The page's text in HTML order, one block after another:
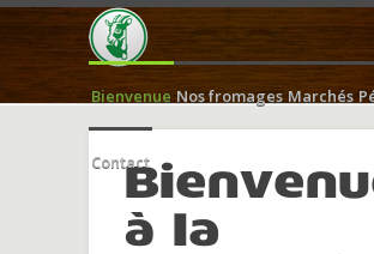
Bienvenue Nos fromages Marchés
Contact
à la